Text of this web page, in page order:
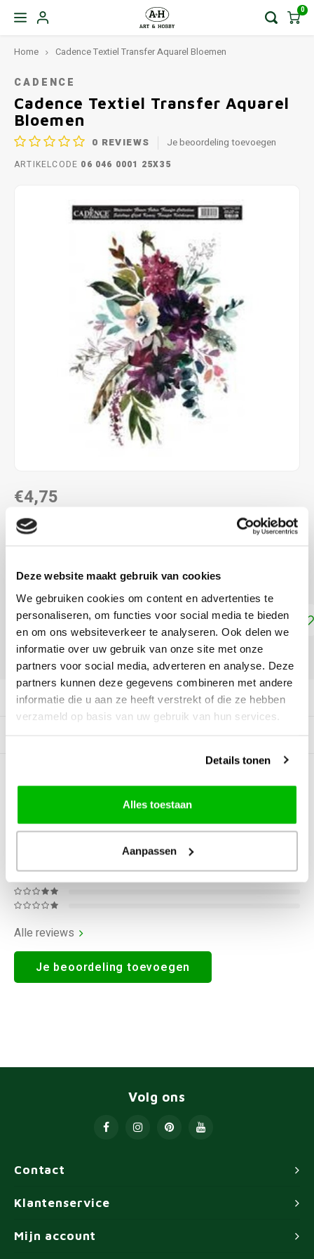
Deze website maakt gebruik van cookies
We gebruiken cookies om content en advertenties te
personaliseren, om functies voor social media te bieden
en om ons websiteverkeer te analyseren. Ook delen we
informatie over uw gebruik van onze site met onze
partners voor social media, adverteren en analyse. Deze
partners kunnen deze gegevens combineren met andere
informatie die u aan ze heeft verstrekt of die ze hebben
verzameld op basis van uw gebruik van hun services.
Details tonen
Alles toestaan
Aanpassen
0
Home Cadence Textiel Transfer Aquarel Bloemen
CADENCE
Cadence Textiel Transfer Aquarel
Bloemen
0 REVIEWS Je beoordeling toevoegen
ARTIKELCODE 06 046 0001 25X35
€4,75
DIRECT LEVERBAAR
opstrijkbaarLees meer
Toevoegen aan winkelwagen
Productomschrijving
0Reviews
Alle reviews
Je beoordeling toevoegen
Contact
Volg ons
Klantenservice
Mijn account